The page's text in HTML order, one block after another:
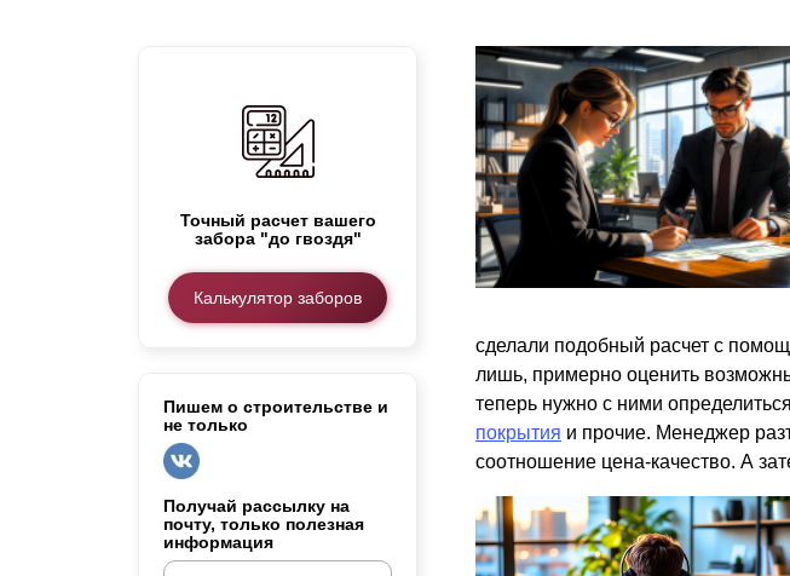
Заборы и ограждения для детских
садов
Заборы для дачи
Заборы и ограждения для школ
Забор на участок 10 соток
Заборы и ограждения для дома
ВЫБОР ПО
Высокие
Красивые,
ВЫБОР ПО
Заборы под
Готовые
Комплекты
Точный расчет вашего
забора "до гвоздя"
Калькулятор заборов
Пишем о строительстве и
не только
Получай рассылку на
почту, только полезная
информация
сделали подобный расчет с
лишь, примерно оценить
теперь нужно с ними
покрытия и прочие. Менеджер
соотношение цена-качество. А